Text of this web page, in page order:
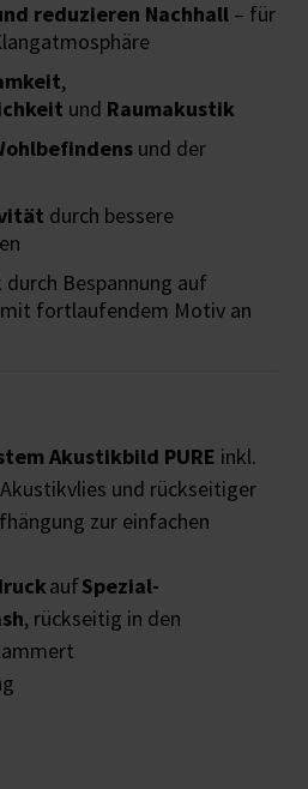
reduzieren Nachhall – für
,
und Raumakustik
und der
durch bessere
Bespannung auf
mit fortlaufendem Motiv an
Akustikbild PURE inkl.
und rückseitiger
zur einfachen
aufSpezial-
, rückseitig in den